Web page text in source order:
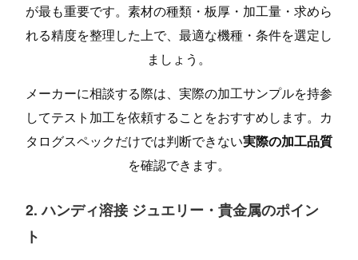
が最も重要です。素材の種類・板厚・加工量・求めら
れる精度を整理した上で、最適な機種・条件を選定し
ましょう。
メーカーに相談する際は、実際の加工サンプルを持参
してテスト加工を依頼することをおすすめします。カ
タログスペックだけでは判断できない実際の加工品質
を確認できます。
2. ハンディ溶接 ジュエリー・貴金属のポイン
ト